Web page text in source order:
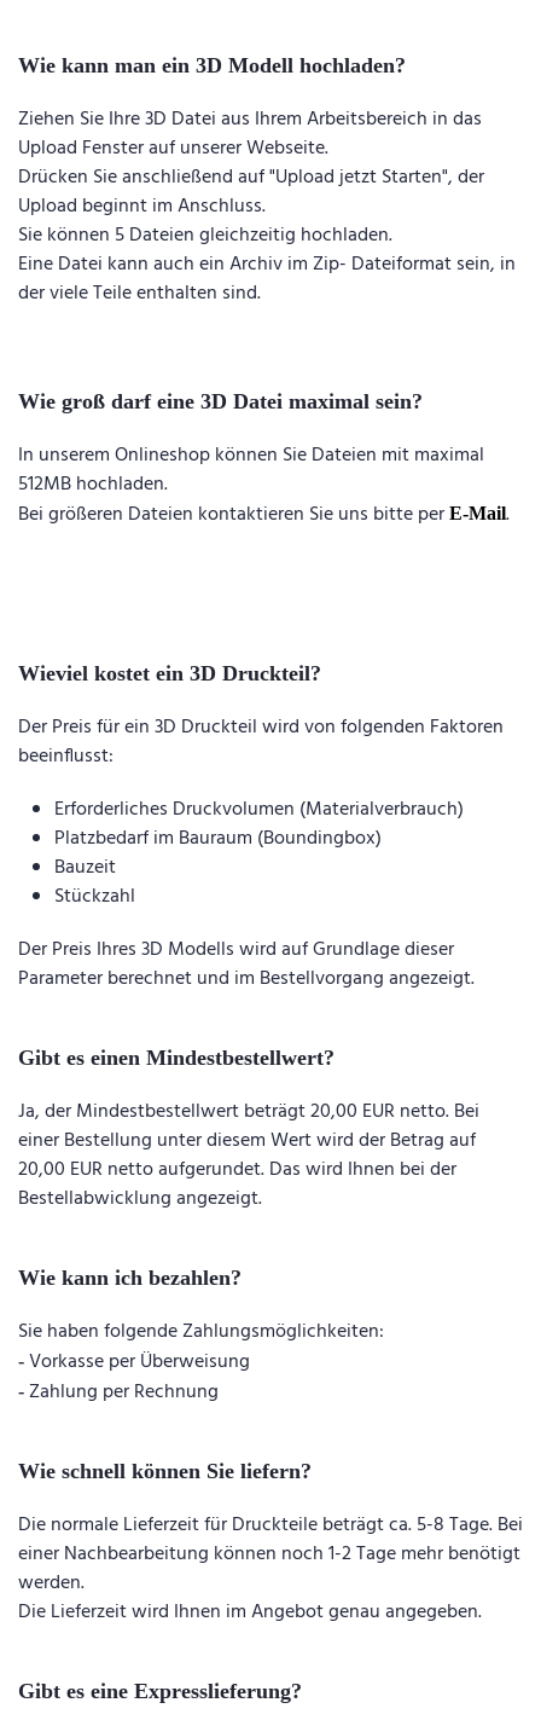
Wie kann man ein 3D Modell hochladen?
Ziehen Sie Ihre 3D Datei aus Ihrem Arbeitsbereich in das
Upload Fenster auf unserer Webseite.
Drücken Sie anschließend auf "Upload jetzt Starten", der
Upload beginnt im Anschluss.
Sie können 5 Dateien gleichzeitig hochladen.
Eine Datei kann auch ein Archiv im Zip- Dateiformat sein, in
der viele Teile enthalten sind.
Wie groß darf eine 3D Datei maximal sein?
In unserem Onlineshop können Sie Dateien mit maximal
512MB hochladen.
Bei größeren Dateien kontaktieren Sie uns bitte per E-Mail.
Wieviel kostet ein 3D Druckteil?
Der Preis für ein 3D Druckteil wird von folgenden Faktoren
beeinflusst:
Erforderliches Druckvolumen (Materialverbrauch)
Platzbedarf im Bauraum (Boundingbox)
Bauzeit
Stückzahl
Der Preis Ihres 3D Modells wird auf Grundlage dieser
Parameter berechnet und im Bestellvorgang angezeigt.
Gibt es einen Mindestbestellwert?
Ja, der Mindestbestellwert beträgt 20,00 EUR netto. Bei
einer Bestellung unter diesem Wert wird der Betrag auf
20,00 EUR netto aufgerundet. Das wird Ihnen bei der
Bestellabwicklung angezeigt.
Wie kann ich bezahlen?
Sie haben folgende Zahlungsmöglichkeiten:
- Vorkasse per Überweisung
- Zahlung per Rechnung
Wie schnell können Sie liefern?
Die normale Lieferzeit für Druckteile beträgt ca. 5-8 Tage. Bei
einer Nachbearbeitung können noch 1-2 Tage mehr benötigt
werden.
Die Lieferzeit wird Ihnen im Angebot genau angegeben.
Gibt es eine Expresslieferung?